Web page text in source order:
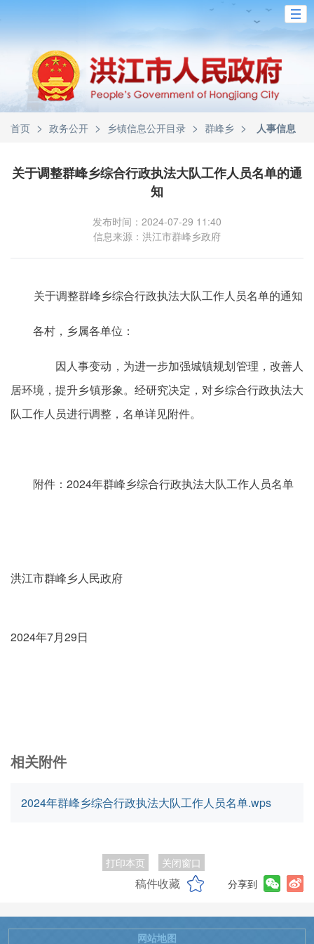
首页 > 政务公开 > 乡镇信息公开目录 > 群峰乡 > 人事信息
关于调整群峰乡综合行政执法大队工作人员名单的通
知
发布时间：2024-07-29 11:40
信息来源：洪江市群峰乡政府
关于调整群峰乡综合行政执法大队工作人员名单的通知
各村，乡属各单位：
因人事变动，为进一步加强城镇规划管理，改善人
居环境，提升乡镇形象。经研究决定，对乡综合行政执法大
队工作人员进行调整，名单详见附件。
附件：2024年群峰乡综合行政执法大队工作人员名单
洪江市群峰乡人民政府
2024年7月29日
相关附件
2024年群峰乡综合行政执法大队工作人员名单.wps
打印本页 关闭窗口
稿件收藏 分享到
网站地图